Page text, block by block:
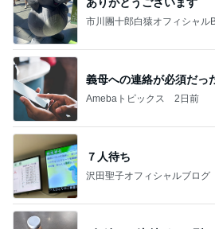
市川團十郎白猿オフィシャル
義母への連絡が必須だっ
Amebaトピックス 2日前
７人待ち
沢田聖子オフィシャルブログ